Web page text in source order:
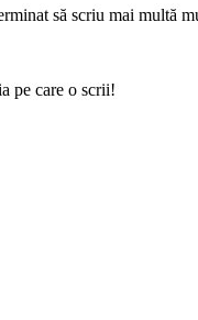
să scriu mai multă
pe care o scrii!